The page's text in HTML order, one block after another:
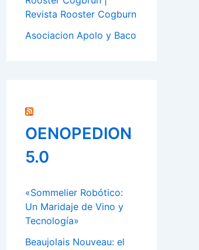
Revista Rooster Cogburn
Asociacion Apolo y Baco
OENOPEDION
5.0
«Sommelier Robótico:
Un Maridaje de Vino y
Tecnología»
Beaujolais Nouveau: el